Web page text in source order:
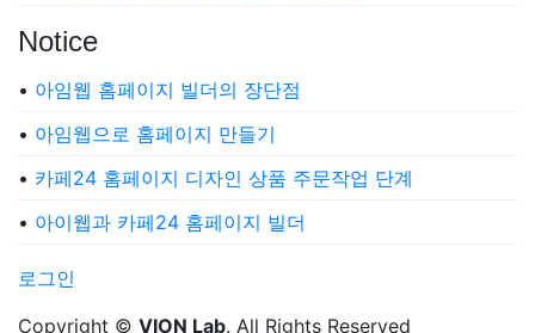
Notice
• 아임웹 홈페이지 빌더의 장단점
• 아임웹으로 홈페이지 만들기
• 카페24 홈페이지 디자인 상품 주문작업 단계
• 아이웹과 카페24 홈페이지 빌더
로그인
Copyright © VION Lab. All Rights Reserved